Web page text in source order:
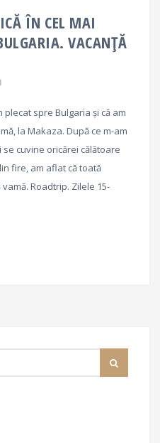
ÎN CEL MAI
VACANȚĂ
spre Bulgaria și că am
la Makaza. După ce m-am
se cuvine oricărei călătoare
fire, am aflat că toată
Roadtrip. Zilele 15-